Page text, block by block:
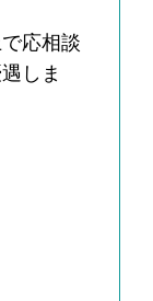
応相談
しま